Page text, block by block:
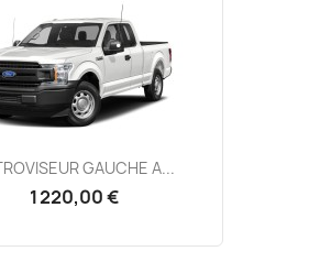
GAUCHE A...
1 220,00 €